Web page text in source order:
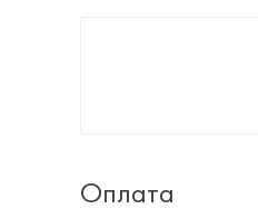
Оплата